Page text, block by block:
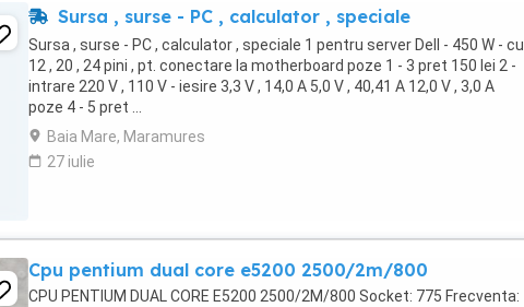
Sursa , surse - PC , calculator , speciale
Sursa , surse - PC , calculator , speciale 1 pentru server Dell - 450 W - cu
12 , 20 , 24 pini , pt. conectare la motherboard poze 1 - 3 pret 150 lei 2 -
intrare 220 V , 110 V - iesire 3,3 V , 14,0 A 5,0 V , 40,41 A 12,0 V , 3,0 A
poze 4 - 5 pret ...
Baia Mare, Maramures
27 iulie
Cpu pentium dual core e5200 2500/2m/800
CPU PENTIUM DUAL CORE E5200 2500/2M/800 Socket: 775 Frecventa: